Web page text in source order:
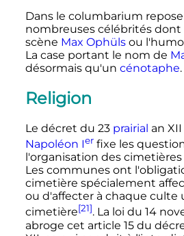
Dans le columbarium
nombreuses célébrités
scène Max Ophülsou
La case portant le nom de
désormais qu'un cénotaphe.
Religion
Le décret du 23 prairial an XII
Napoléon Ier fixe les
l'organisation des
Les communes ont
cimetière spécialement
ou d'affecter à chaque culte
cimetière[21]. La loi du 14
abroge cet article 15du